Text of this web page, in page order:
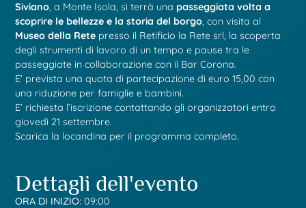
Siviano, a Monte Isola, si terrà una passeggiata volta a
scoprire le bellezze e la storia del borgo, con visita al
Museo della Rete presso il Retificio la Rete srl, la scoperta
degli strumenti di lavoro di un tempo e pause tra le
passeggiate in collaborazione con il Bar Corona.
E’ prevista una quota di partecipazione di euro 15,00 con
una riduzione per famiglie e bambini.
E’ richiesta l’iscrizione contattando gli organizzatori entro
giovedì 21 settembre.
Scarica la locandina per il programma completo.
Dettagli dell'evento
ORA DI INIZIO: 09:00